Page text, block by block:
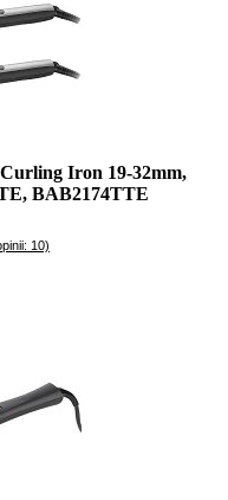
Iron 19-32mm,
BAB2174TTE
w 24h)
10)